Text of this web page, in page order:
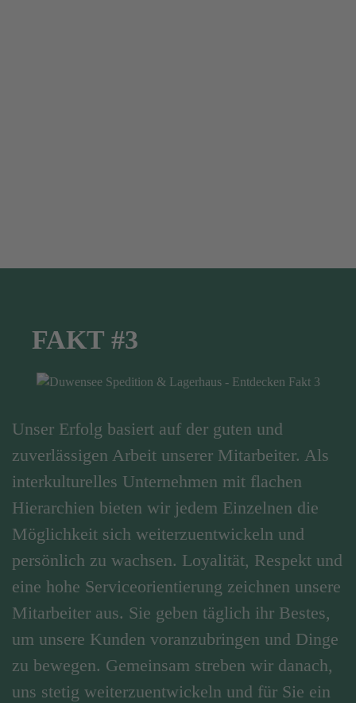
FAKT #3
Unser Erfolg basiert auf der guten und
zuverlässigen Arbeit unserer Mitarbeiter. Als
interkulturelles Unternehmen mit flachen
Hierarchien bieten wir jedem Einzelnen die
Möglichkeit sich weiterzuentwickeln und
persönlich zu wachsen. Loyalität, Respekt und
eine hohe Serviceorientierung zeichnen unsere
Mitarbeiter aus. Sie geben täglich ihr Bestes,
um unsere Kunden voranzubringen und Dinge
zu bewegen. Gemeinsam streben wir danach,
uns stetig weiterzuentwickeln und für Sie ein